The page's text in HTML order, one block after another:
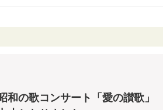
の歌コンサート「愛の讃歌」